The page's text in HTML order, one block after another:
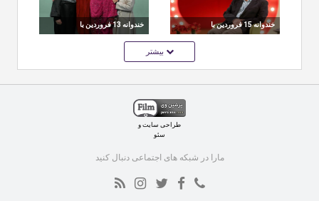
خندوانه 15 فروردین با
خندوانه 13 فروردین با
حضور بهاره رهنما، بهناز
بیشتر
طراحی سایتو
سئو
مارا در شبکه های اجتماعی دنبال کنید